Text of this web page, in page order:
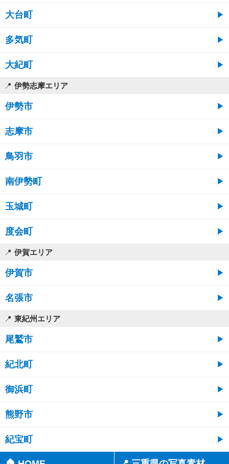
大台町
多気町
大紀町
伊勢志摩エリア
伊勢市
志摩市
鳥羽市
南伊勢町
玉城町
度会町
伊賀エリア
伊賀市
名張市
東紀州エリア
尾鷲市
紀北町
御浜町
熊野市
紀宝町